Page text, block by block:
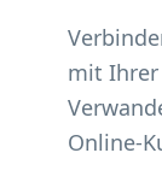
mit Ihrer
Online-